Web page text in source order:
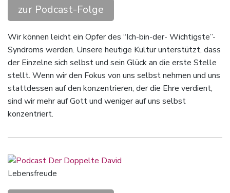
zur Podcast-Folge
Wir können leicht ein Opfer des “Ich-bin-der- Wichtigste”-
Syndroms werden. Unsere heutige Kultur unterstützt, dass
der Einzelne sich selbst und sein Glück an die erste Stelle
stellt. Wenn wir den Fokus von uns selbst nehmen und uns
stattdessen auf den konzentrieren, der die Ehre verdient,
sind wir mehr auf Gott und weniger auf uns selbst
konzentriert.
Lebensfreude